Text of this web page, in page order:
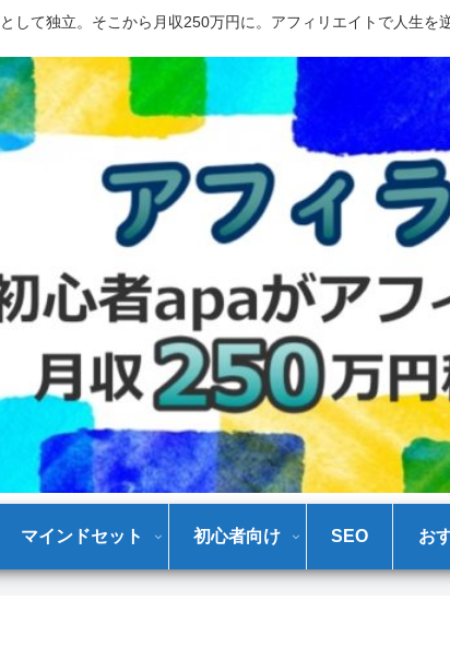
して独立。そこから月収250万円に。アフィリエイトで人生を
マインドセット 初心者向け SEO お